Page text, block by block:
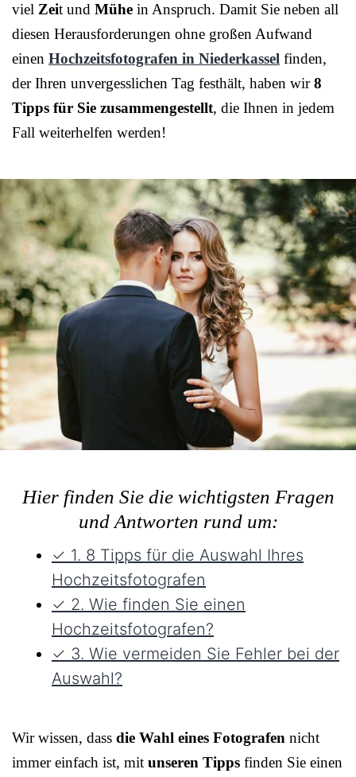
viel Zeit und Mühe in Anspruch. Damit Sie neben all
diesen Herausforderungen ohne großen Aufwand
einen Hochzeitsfotografen in Niederkassel finden,
der Ihren unvergesslichen Tag festhält, haben wir8
Tipps für Sie zusammengestellt, die Ihnen in jedem
Fall weiterhelfen werden!
Hier finden Sie die wichtigsten Fragen
und Antworten rund um:
✓ 1. 8 Tipps für die Auswahl Ihres
Hochzeitsfotografen
✓ 2. Wie finden Sie einen
Hochzeitsfotografen?
✓ 3. Wie vermeiden Sie Fehler bei der
Auswahl?
Wir wissen, dass die Wahl eines Fotografen nicht
immer einfach ist, mit unseren Tipps finden Sie einen